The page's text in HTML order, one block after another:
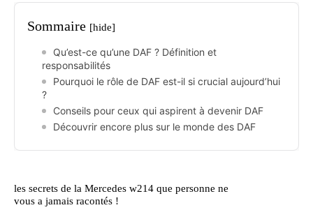
Sommaire [hide]
Qu’est-ce qu’une DAF ? Définition et
responsabilités
Pourquoi le rôle de DAF est-il si crucial aujourd’hui
?
Conseils pour ceux qui aspirent à devenir DAF
Découvrir encore plus sur le monde des DAF
les secrets de la Mercedes w214 que personne ne
vous a jamais racontés !